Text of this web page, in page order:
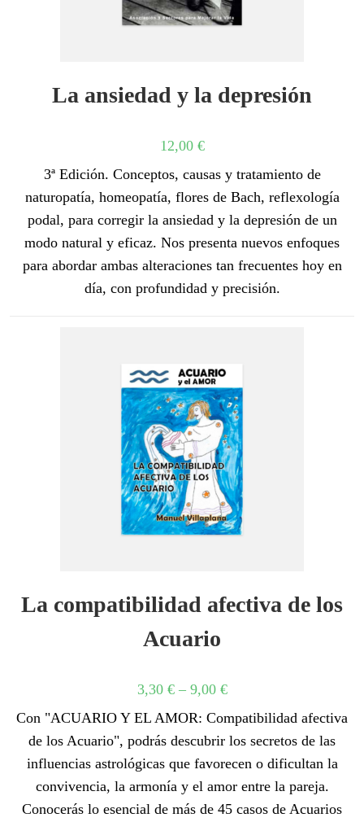
La ansiedad y la depresión
12,00 €
3ª Edición. Conceptos, causas y tratamiento de
naturopatía, homeopatía, flores de Bach, reflexología
podal, para corregir la ansiedad y la depresión de un
modo natural y eficaz. Nos presenta nuevos enfoques
para abordar ambas alteraciones tan frecuentes hoy en
día, con profundidad y precisión.
La compatibilidad afectiva de los
Acuario
3,30 €– 9,00 €
Con "ACUARIO Y EL AMOR: Compatibilidad afectiva
de los Acuario", podrás descubrir los secretos de las
influencias astrológicas que favorecen o dificultan la
convivencia, la armonía y el amor entre la pareja.
Conocerás lo esencial de más de 45 casos de Acuarios